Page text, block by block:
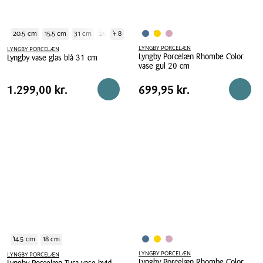
20.5 cm 15.5 cm 31 cm 25 cm 12 cm 20 cm
+ 8
LYNGBY PORCELÆN
Lyngby vase glas blå 31 cm
vase
Pris
Pris 1.299,00 kr.
1.299,00 kr. Reservér i butik
LYNGBY PORCELÆN
Lyngby Porcelæn Rhombe Color
vase gul 20 cm
Lyngby
Porcelæn
Pris
Pris 699,95 kr.
699,95 kr.
14.5 cm 18 cm
LYNGBY PORCELÆN LYNGBY PORCELÆN